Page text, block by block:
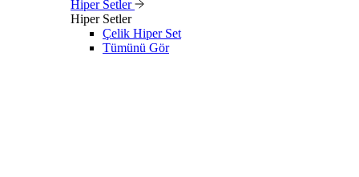
Hiper Setler
Hiper Setler
Çelik Hiper Set
Tümünü Gör